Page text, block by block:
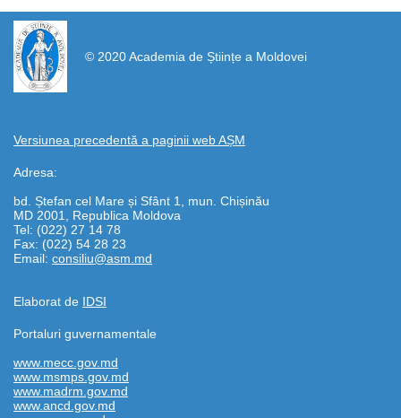
© 2020 Academia de Științe a Moldovei
Versiunea precedentă a paginii web AȘM
Adresa:
bd. Ștefan cel Mare și Sfânt 1, mun. Chișinău
MD 2001, Republica Moldova
Tel: (022) 27 14 78
Fax: (022) 54 28 23
Email: consiliu@asm.md
Elaborat de IDSI
https://propletenie.ru/
Portaluri guvernamentale
www.mecc.gov.md
www.msmps.gov.md
www.madrm.gov.md
www.ancd.gov.md